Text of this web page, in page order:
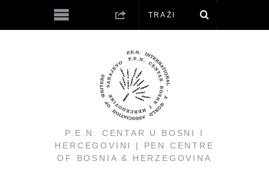
P.E.N. CENTAR U BOSNI I
HERCEGOVINI | PEN CENTRE
OF BOSNIA & HERZEGOVINA